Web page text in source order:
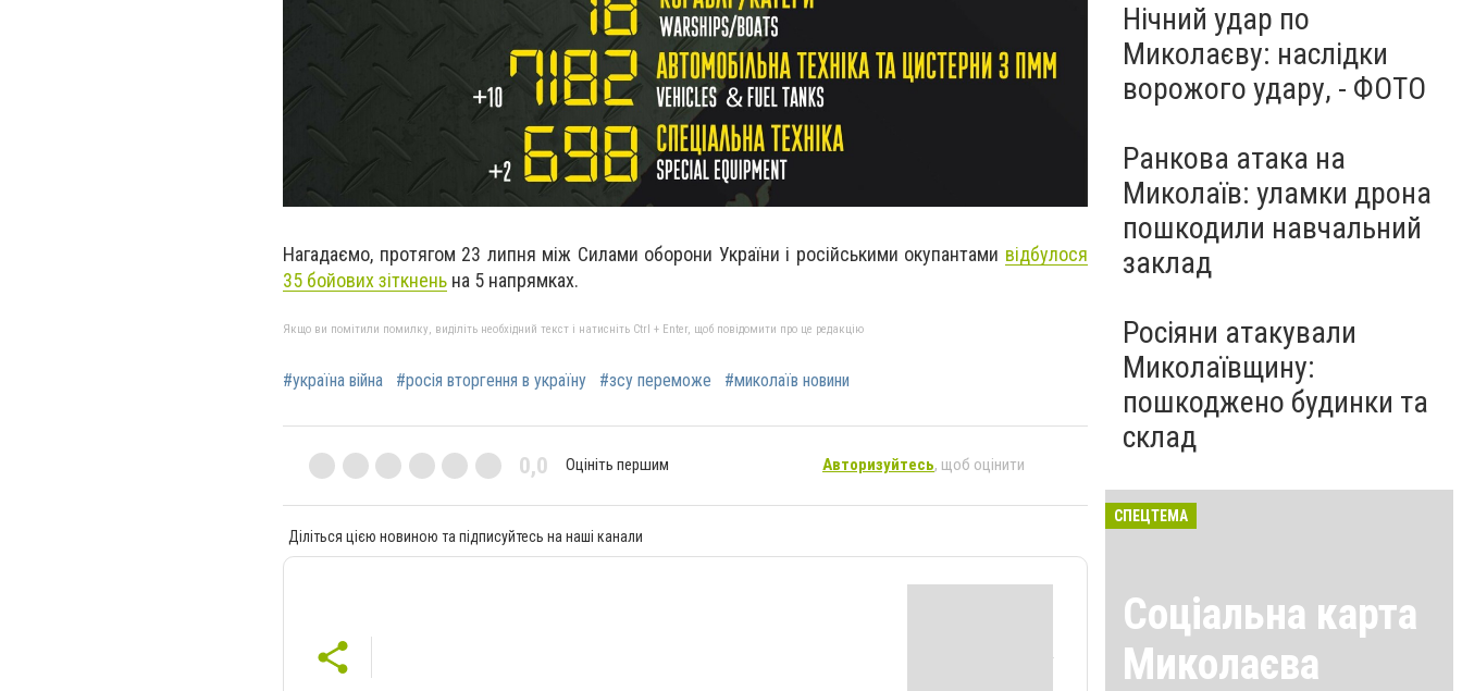
Нагадаємо, протягом 23 липня між Силами оборони України і російськими окупантами відбулося
35 бойових зіткнень на 5 напрямках.
Якщо ви помітили помилку, виділіть необхідний текст і натисніть Ctrl + Enter, щоб повідомити про це редакцію
#україна війна #росія вторгення в україну #зсу переможе #миколаїв новини
0,0 Оцініть першим Авторизуйтесь, щоб оцінити
Діліться цією новиною та підписуйтесь на наші канали
Нічний удар по
Миколаєву: наслідки
ворожого удару, - ФОТО
Ранкова атака на
Миколаїв: уламки дрона
пошкодили навчальний
заклад
Росіяни атакували
Миколаївщину:
пошкоджено будинки та
склад
СПЕЦТЕМА
Соціальна карта
Миколаєва